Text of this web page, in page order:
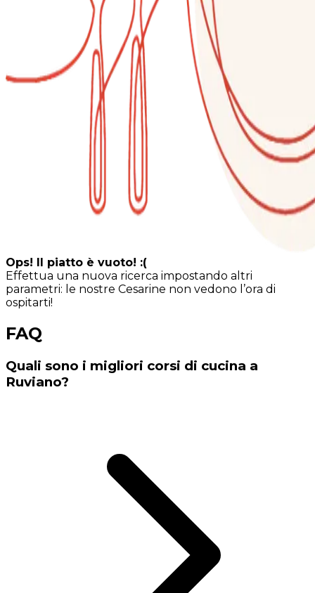
Ops! Il piatto è vuoto! :(
Effettua una nuova ricerca impostando altri
parametri: le nostre Cesarine non vedono l’ora di
ospitarti!
FAQ
Quali sono i migliori corsi di cucina a
Ruviano?